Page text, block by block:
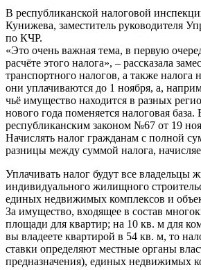
В республиканской налоговой
Кунижева, заместитель руководителя
по КЧР.
«Это очень важная тема, в первую
расчёте этого налога», – рассказала
транспортного налогов, а также
они уплачиваются до 1 ноября, а,
чьё имущество находится в разных
нового года поменяется налоговая
республиканским законом №67 от 19
Начислять налог гражданам с полной
разницы между суммой налога,
Уплачивать налог будут все
индивидуального жилищного
единых недвижимых комплексов и
За имущество, входящее в состав
площади для квартир; на 10 кв. м для
вы владеете квартирой в 54 кв. м, то
ставки определяют местные органы
предназначения), единых недвижимых